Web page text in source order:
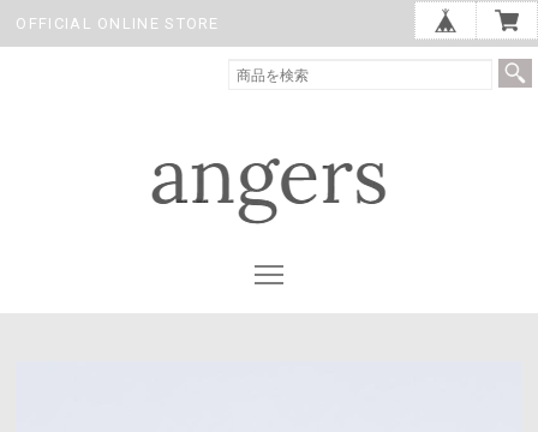
OFFICIAL ONLINE STORE